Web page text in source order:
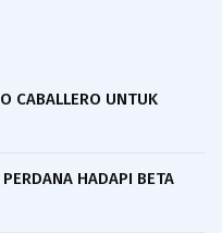
CABALLERO UNTUK
HADAPI BETA